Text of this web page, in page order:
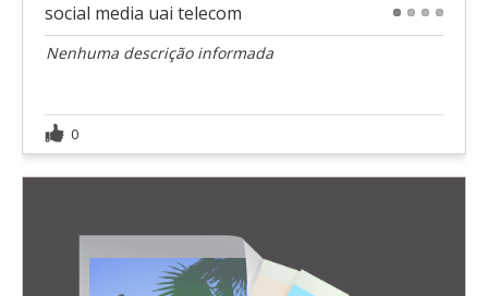
social media uai telecom
Nenhuma descrição informada
0